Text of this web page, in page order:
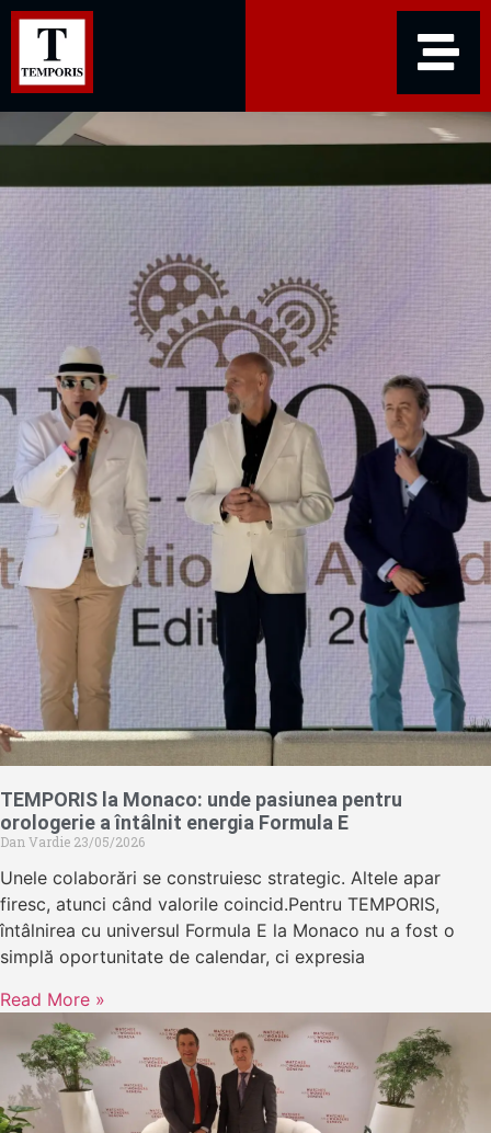
TEMPORIS la Monaco: unde pasiunea pentru
orologerie a întâlnit energia Formula E
Dan Vardie 23/05/2026
Unele colaborări se construiesc strategic. Altele apar
firesc, atunci când valorile coincid.Pentru TEMPORIS,
întâlnirea cu universul Formula E la Monaco nu a fost o
simplă oportunitate de calendar, ci expresia
Read More »